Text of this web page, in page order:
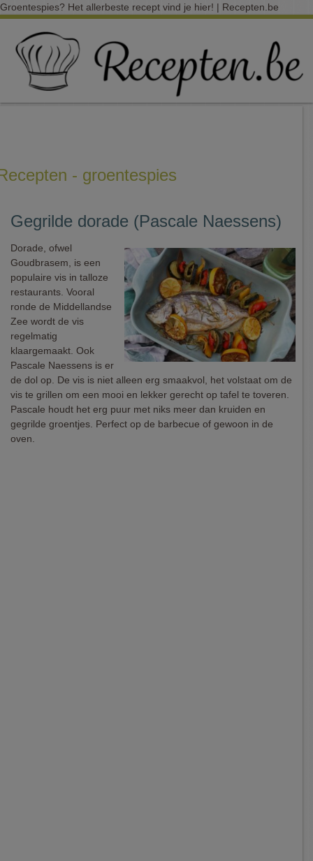
Groentespies? Het allerbeste recept vind je hier! | Recepten.be
- groentespies
Gegrilde dorade (Pascale Naessens)
Dorade, ofwel
Goudbrasem, is een
populaire vis in talloze
restaurants. Vooral
ronde de Middellandse
Zee wordt de vis
regelmatig
klaargemaakt. Ook
Pascale Naessens is er
de dol op. De vis is niet alleen erg smaakvol, het volstaat om de
vis te grillen om een mooi en lekker gerecht op tafel te toveren.
Pascale houdt het erg puur met niks meer dan kruiden en
gegrilde groentjes. Perfect op de barbecue of gewoon in de
oven.